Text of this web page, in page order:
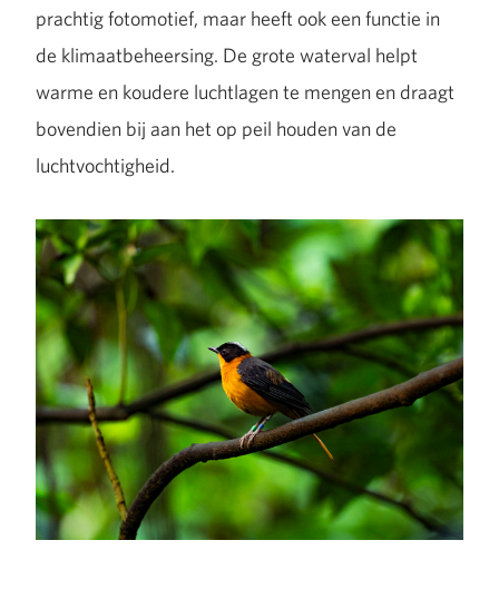
prachtig fotomotief, maar heeft ook een functie in
de klimaatbeheersing. De grote waterval helpt
warme en koudere luchtlagen te mengen en draagt
bovendien bij aan het op peil houden van de
luchtvochtigheid.